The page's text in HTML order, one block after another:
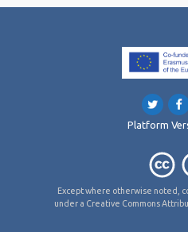
Platform
Except where otherwise noted,
under a Creative Commons